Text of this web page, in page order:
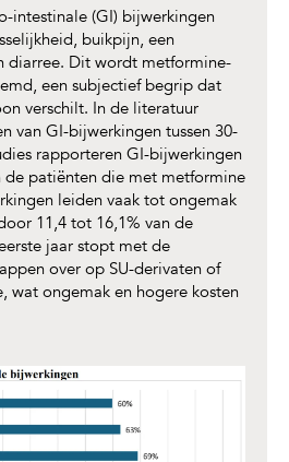
intestinale (GI) bijwerkingen
buikpijn, een
diarree. Dit wordt metformine-
een subjectief begrip dat
verschilt. In de literatuur
van GI-bijwerkingen tussen 30-
rapporteren GI-bijwerkingen
de patiënten die met metformine
leiden vaak tot ongemak
11,4 tot 16,1% van de
jaar stopt met de
over op SU-derivaten of
wat ongemak en hogere kosten